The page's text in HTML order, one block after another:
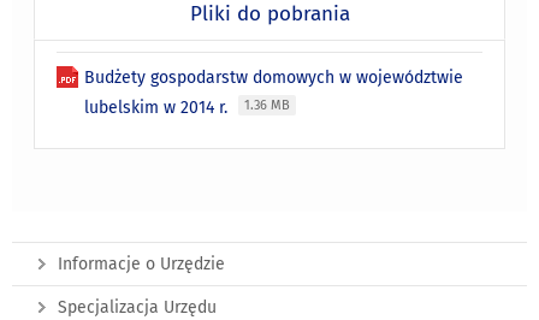
Pliki do pobrania
Budżety gospodarstw domowych w województwie
lubelskim w 2014 r.
1.36 MB
Informacje o Urzędzie
Specjalizacja Urzędu